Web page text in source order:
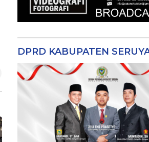
DPRD KABUPATEN